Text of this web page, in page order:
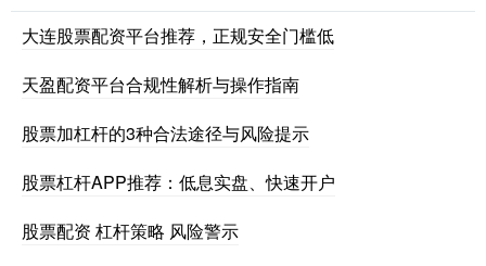
大连股票配资平台推荐，正规安全门槛低
天盈配资平台合规性解析与操作指南
股票加杠杆的3种合法途径与风险提示
股票杠杆APP推荐：低息实盘、快速开户
股票配资 杠杆策略 风险警示